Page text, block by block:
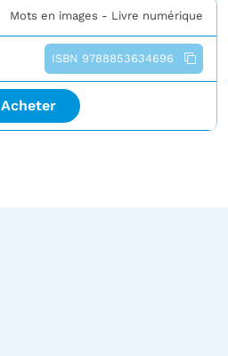
Mots en images - Livre numérique
ISBN 9788853634696
Acheter